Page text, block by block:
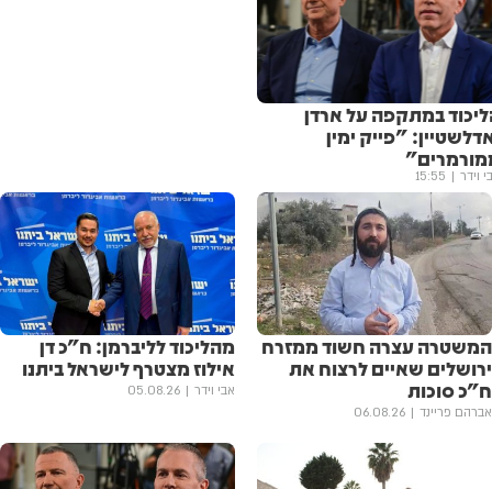
במתקפה על ארדן
"פייק ימין
וידר 15:55
המשטרה עצרה חשוד ממזרח
ירושלים שאיים לרצוח את
ח"כ סוכות
אברהם פריינד 06.08.26
מהליכוד לליברמן: ח"כ דן
אילוז מצטרף לישראל ביתנו
אבי וידר 05.08.26